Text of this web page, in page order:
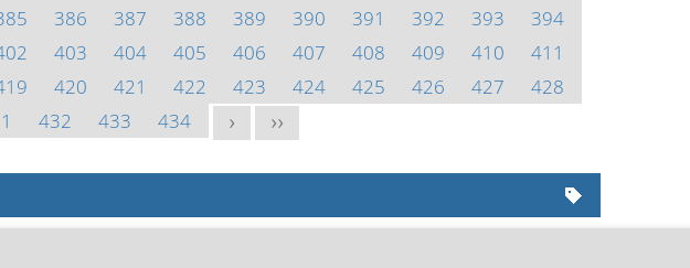
386 387 388 389 390 391 392 393
394
403 404 405 406 407 408 409 410
411
420 421 422 423 424 425 426 427
428
432 433 434 > >>